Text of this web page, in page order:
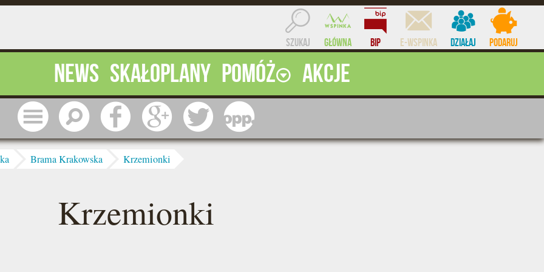
Szukaj Główna BIP e-WSPINKA Działaj Podaruj
News Skałoplany Pomóż Akcje
Menu Szukaj Facebook Google Twitter
Brama Krakowska Krzemionki
Krzemionki